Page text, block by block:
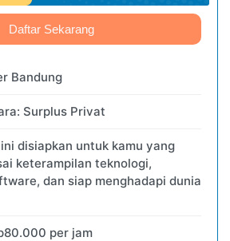
Daftar Sekarang
Bandung
Surplus Privat
disiapkan untuk kamu yang
keterampilan teknologi,
dan siap menghadapi dunia
80.000 per jam